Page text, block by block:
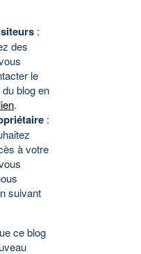
:
des
le
blog en
.
:
à votre
suivant
ce blog